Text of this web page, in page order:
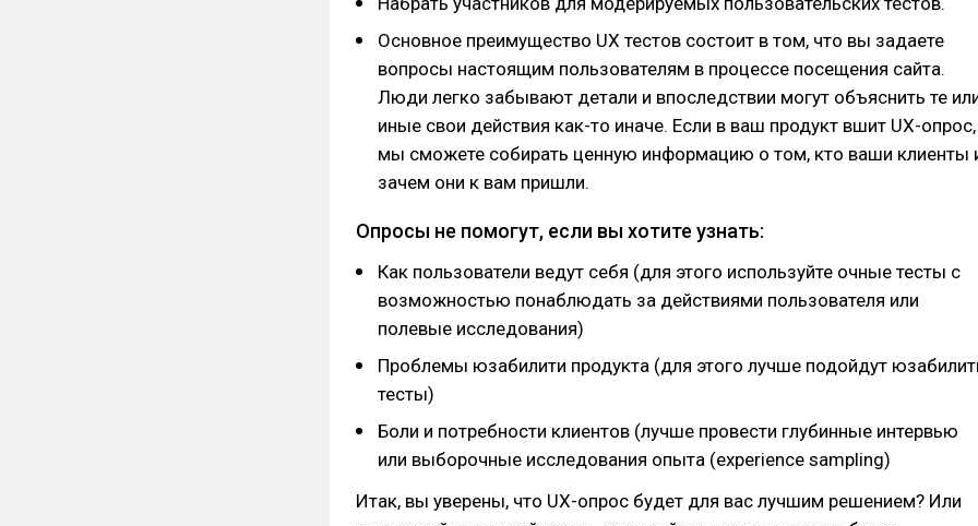
Основное преимущество UX тестов состоит в том, что вы задаете
вопросы настоящим пользователям в процессе посещения сайта.
Люди легко забывают детали и впоследствии могут объяснить те
иные свои действия как-то иначе. Если в ваш продукт вшит UX-опрос,
мы сможете собирать ценную информацию о том, кто ваши клиенты
зачем они к вам пришли.
Опросы не помогут, если вы хотите узнать:
Как пользователи ведут себя (для этого используйте очные тесты с
возможностью понаблюдать за действиями пользователя или
полевые исследования)
Проблемы юзабилити продукта (для этого лучше подойдут
тесты)
Боли и потребности клиентов (лучше провести глубинные интервью
или выборочные исследования опыта (experience sampling)
Итак, вы уверены, что UX-опрос будет для вас лучшим решением? Или